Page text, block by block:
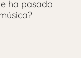
ha pasado